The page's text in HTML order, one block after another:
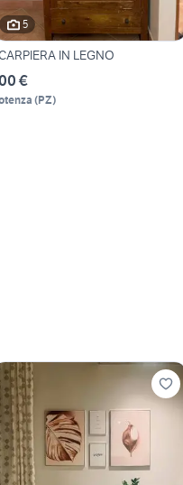
5
IN LEGNO
€
(PZ)